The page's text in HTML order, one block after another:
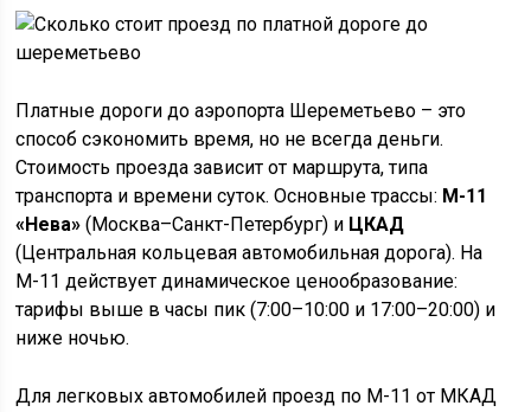
Платные дороги до аэропорта Шереметьево – это
способ сэкономить время, но не всегда деньги.
Стоимость проезда зависит от маршрута, типа
транспорта и времени суток. Основные трассы: М-11
«Нева» (Москва–Санкт-Петербург) и ЦКАД
(Центральная кольцевая автомобильная дорога). На
М-11 действует динамическое ценообразование:
тарифы выше в часы пик (7:00–10:00 и 17:00–20:00) и
ниже ночью.
Для легковых автомобилей проезд по М-11 от МКАД